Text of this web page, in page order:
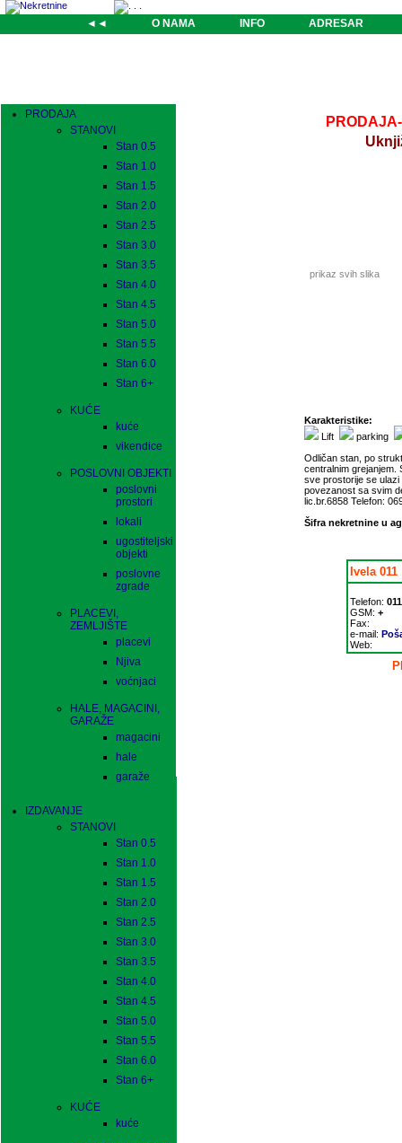
◄◄ O NAMA INFO ADRESAR
PRODAJA
STANOVI
Stan 0.5
Stan 1.0
Stan 1.5
Stan 2.0
Stan 2.5
Stan 3.0
Stan 3.5
Stan 4.0
Stan 4.5
Stan 5.0
Stan 5.5
Stan 6.0
Stan 6+
KUĆE
kuće
vikendice
POSLOVNI OBJEKTI
poslovni
prostori
lokali
ugostiteljski
objekti
poslovne
zgrade
PLACEVI,
ZEMLJIŠTE
placevi
Njiva
voćnjaci
HALE, MAGACINI,
GARAŽE
magacini
hale
garaže
IZDAVANJE
STANOVI
Stan 0.5
Stan 1.0
Stan 1.5
Stan 2.0
Stan 2.5
Stan 3.0
Stan 3.5
Stan 4.0
Stan 4.5
Stan 5.0
Stan 5.5
Stan 6.0
Stan 6+
KUĆE
kuće
prikaz svih slika
Karakteristike:
Lift
parking
Odličan stan, po
centralnim grejanjem.
sve prostorije se
povezanost sa svim
lic.br.6858 Telefon:
Šifra nekretnine u
Ivela 011
Telefon:
GSM: +
Fax:
e-mail:
Web: